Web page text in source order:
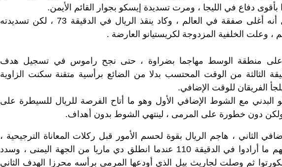
دفاع في الليجا ، ومرت تسديدة إيسكو بجوار القائم الأيمن.
تذكر جاريث بيل أنه أغلى صفقة في العالم ، وكاد ينقذ الريال في الدقيقة 73 ، لكن تسديدته
، وعلت الخلفية المزدوجة لكريستيانو العارضة .
على منطقة الوسط مهاجما بضراوة ، حتى نجح راموس في تسجيل هدف
الثالثة من الوقت المحتسب بدلا من الضائع برأسية متقنة سكنت الزاوية
الفريقان للوقت الإضافي.
البدني مع الشوط الإضافي الأول وهو ما أتاح الفرصة للريال للسيطرة على
دون خطورة على المرمى ، لينتهي الشوط بدون أهداف.
الثاني ، هاجم الريال بقوة لحسم الأمور قبل ركلات المعاناة الترجيحية ،
وبالفعل تحقق لهم ما أرادوا في الدقيقة 110 عندما انطلق دي ماريا من الجهة اليمنى ، وسدد
ثم وصلت لجاريث بيل الذي أودعها المرمى برأسه محرزا الهدف الثاني